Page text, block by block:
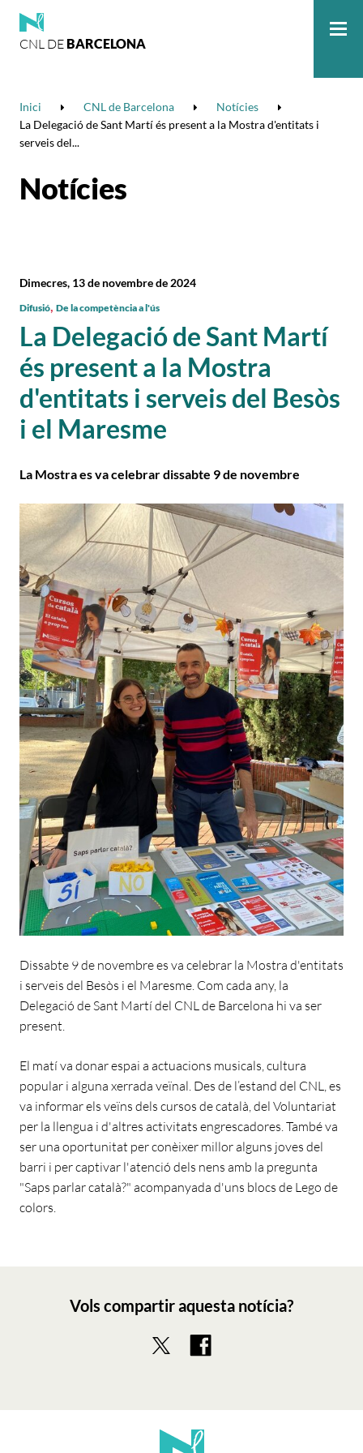
CNL DE BARCELONA
Inici CNL de Barcelona
Notícies
La Delegació de Sant Martí és present a la Mostra d'entitats i
serveis del...
Notícies
La Delegació de Sant Martí
és present a la Mostra
d'entitats i serveis del Besòs
i el Maresme
Dimecres, 13 de novembre de 2024
Difusió, De la competència a l'ús
La Mostra es va celebrar dissabte 9 de novembre
Dissabte 9 de novembre es va celebrar la Mostra d'entitats
i serveis del Besòs i el Maresme. Com cada any, la
Delegació de Sant Martí del CNL de Barcelona hi va ser
present.
El matí va donar espai a actuacions musicals, cultura
popular i alguna xerrada veïnal. Des de l’estand del CNL, es
va informar els veïns dels cursos de català, del Voluntariat
per la llengua i d'altres activitats engrescadores. També va
ser una oportunitat per conèixer millor alguns joves del
barri i per captivar l'atenció dels nens amb la pregunta
"Saps parlar català?" acompanyada d'uns blocs de Lego de
colors.
Vols compartir aquesta notícia?